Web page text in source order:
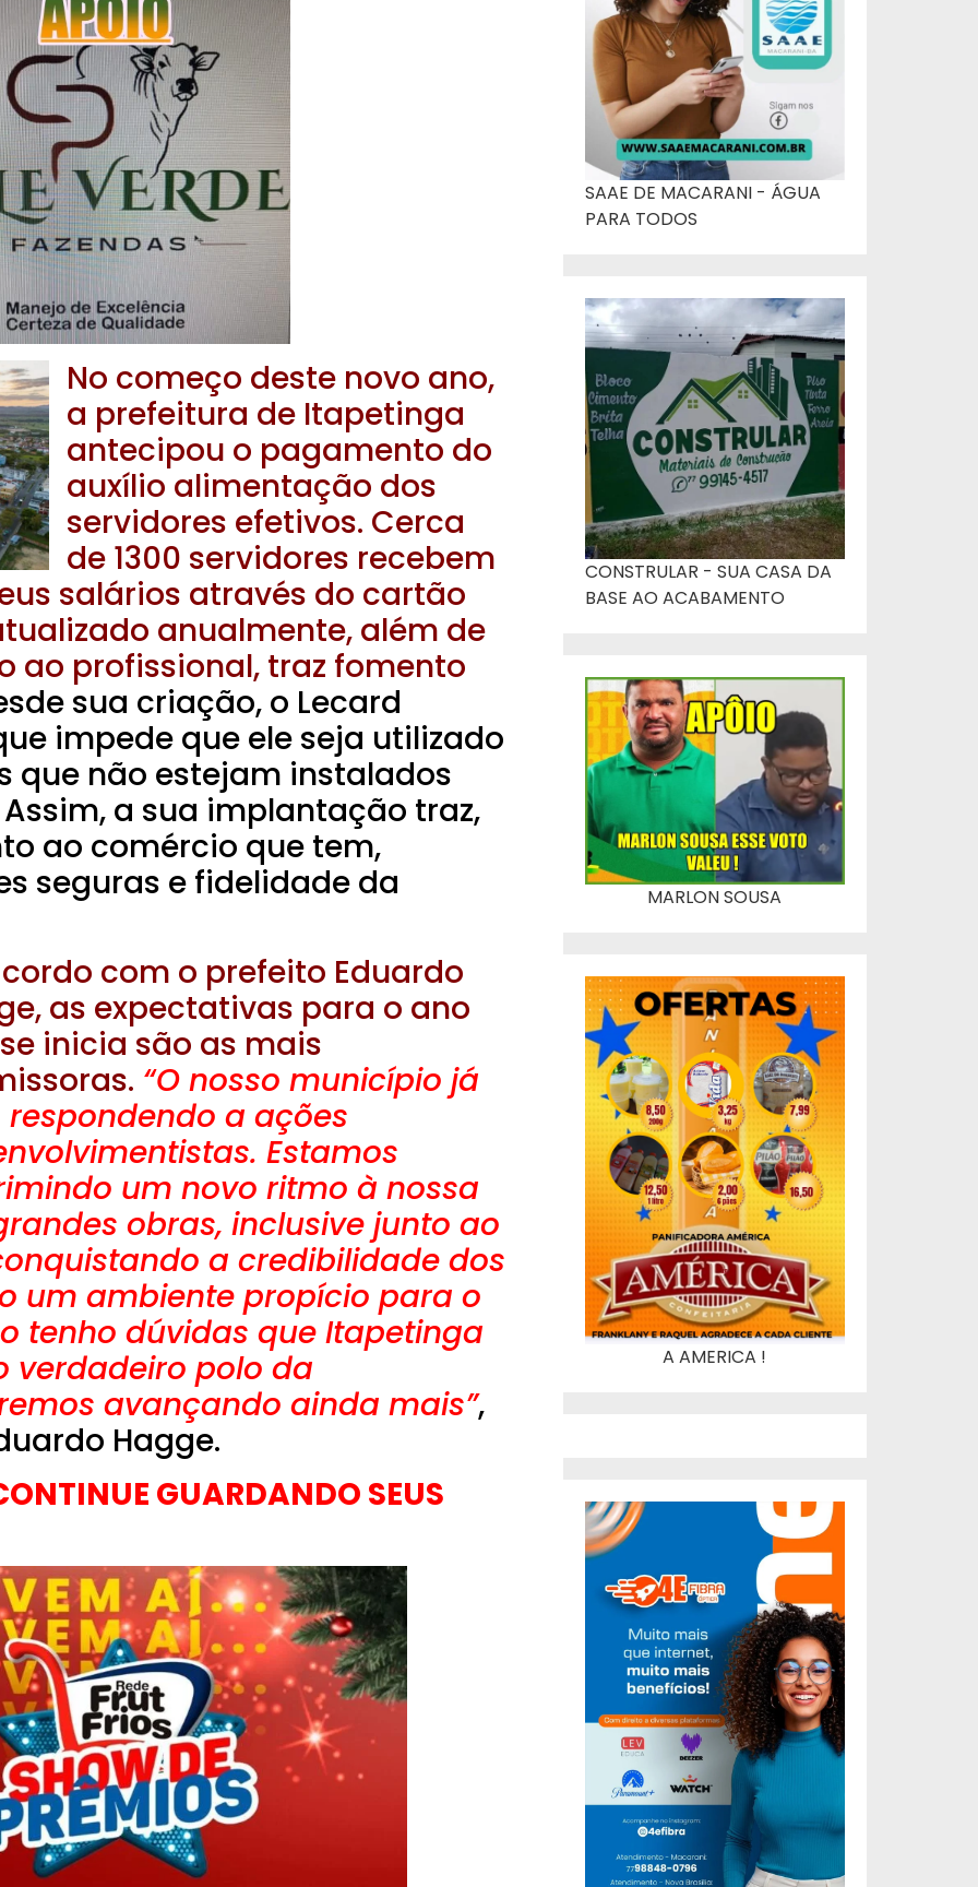
No começo deste novo ano,
a prefeitura de Itapetinga
antecipou o pagamento do
auxílio alimentação dos
servidores efetivos. Cerca
de 1300 servidores recebem
salários através do cartão
anualmente, além de
ao profissional, traz fomento
sua criação, o Lecard
impede que ele seja utilizado
que não estejam instalados
a sua implantação traz,
ao comércio que tem,
seguras e fidelidade da
com o prefeito Eduardo
as expectativas para o ano
inicia são as mais
“O nosso município já
respondendo a ações
Estamos
um novo ritmo à nossa
obras, inclusive junto ao
a credibilidade dos
um ambiente propício para o
tenho dúvidas que Itapetinga
verdadeiro polo da
avançando ainda mais”,
Hagge.
GUARDANDO SEUS
SAAE DE MACARANI - ÁGUA
PARA TODOS
CONSTRULAR - SUA CASA DA
BASE AO ACABAMENTO
MARLON SOUSA
A AMERICA !